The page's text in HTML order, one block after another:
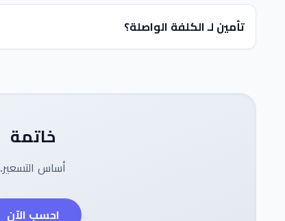
تأمين لـ الكلفة الواصلة؟
خاتمة
أساس التسعير.
احسب الآن